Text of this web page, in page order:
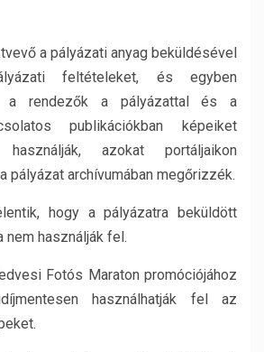
a pályázati anyag beküldésével
feltételeket, és egyben
a rendezők a pályázattal és a
publikációkban képeiket
használják, azokat portáljaikon
pályázat archívumában megőrizzék.
hogy a pályázatra beküldött
nem használják fel.
Fotós Maraton promóciójához
használhatják fel az